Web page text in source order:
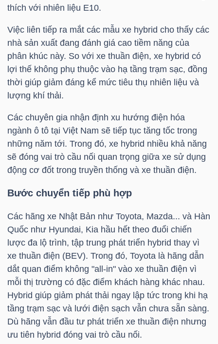
thích với nhiên liệu E10.
Việc liên tiếp ra mắt các mẫu xe hybrid cho thấy các
nhà sản xuất đang đánh giá cao tiềm năng của
phân khúc này. So với xe thuần điện, xe hybrid có
lợi thế không phụ thuộc vào hạ tầng trạm sạc, đồng
thời giúp giảm đáng kể mức tiêu thụ nhiên liệu và
lượng khí thải.
Các chuyên gia nhận định xu hướng điện hóa
ngành ô tô tại Việt Nam sẽ tiếp tục tăng tốc trong
những năm tới. Trong đó, xe hybrid nhiều khả năng
sẽ đóng vai trò cầu nối quan trọng giữa xe sử dụng
động cơ đốt trong truyền thống và xe thuần điện.
Bước chuyển tiếp phù hợp
Các hãng xe Nhật Bản như Toyota, Mazda... và Hàn
Quốc như Hyundai, Kia hầu hết theo đuổi chiến
lược đa lộ trình, tập trung phát triển hybrid thay vì
xe thuần điện (BEV). Trong đó, Toyota là hãng dẫn
dắt quan điểm không "all-in" vào xe thuần điện vì
mỗi thị trường có đặc điểm khách hàng khác nhau.
Hybrid giúp giảm phát thải ngay lập tức trong khi hạ
tầng trạm sạc và lưới điện sạch vẫn chưa sẵn sàng.
Dù hãng vẫn đầu tư phát triển xe thuần điện nhưng
ưu tiên hybrid đóng vai trò cầu nối.
ĐẦU
TRUY
XUẤT
DỮ
LIỆU
Ngành
VS-
SECTOR
NĂNG
LƯỢNG